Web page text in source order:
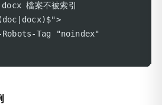
檔案不被索引
Tag "noindex"